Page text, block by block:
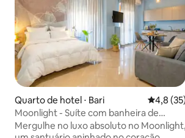
Quarto de hotel ⋅ Bari 4,8 de
4,8
Moonlight - Suíte com banheira de
hidromassagem
Mergulhe no luxo absoluto no Moonlight,